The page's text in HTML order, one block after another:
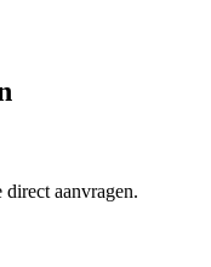
direct aanvragen.